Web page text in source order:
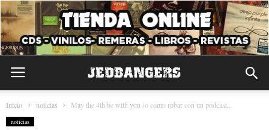
Inicio noticias May the 4th be with you (o como robar con un podcast...
noticias